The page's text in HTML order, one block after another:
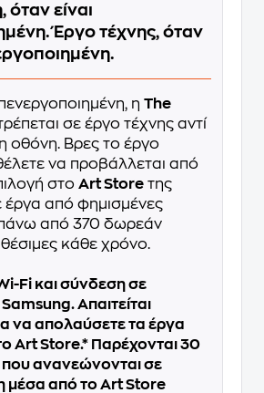
είναι
Έργο τέχνης, όταν
η The
σε έργο τέχνης αντί
οθόνη. Βρες το έργο
να προβάλλεται από
στο Art Store της
έργα από φημισμένες
πάνω από 370 δωρεάν
κάθε χρόνο.
Fi και σύνδεση σε
Απαιτείται
να απολαύσετε τα έργα
Art Store.* Παρέχονται 30
που ανανεώνονται σε
μέσα από το Art Store